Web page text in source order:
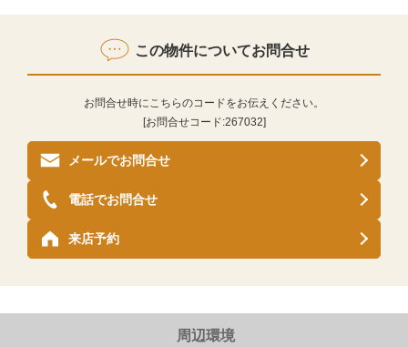
この物件についてお問合せ
お問合せ時にこちらのコードをお伝えください。
[お問合せコード:267032]
メールでお問合せ
来店予約
電話でお問合せ
周辺環境